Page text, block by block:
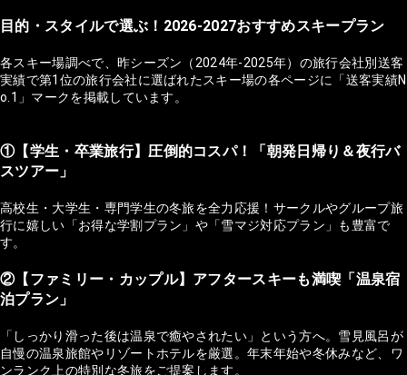
目的・スタイルで選ぶ！2026-2027おすすめスキープラン
各スキー場調べで、昨シーズン（2024年-2025年）の旅行会社別送客
実績で第1位の旅行会社に選ばれたスキー場の各ページに「送客実績N
o.1」マークを掲載しています。
①【学生・卒業旅行】圧倒的コスパ！「朝発日帰り＆夜行バ
スツアー」
高校生・大学生・専門学生の冬旅を全力応援！サークルやグループ旅
行に嬉しい「お得な学割プラン」や「雪マジ対応プラン」も豊富で
す。
②【ファミリー・カップル】アフタースキーも満喫「温泉宿
泊プラン」
「しっかり滑った後は温泉で癒やされたい」という方へ。雪見風呂が
自慢の温泉旅館やリゾートホテルを厳選。年末年始や冬休みなど、ワ
ンランク上の特別な冬旅をご提案します。